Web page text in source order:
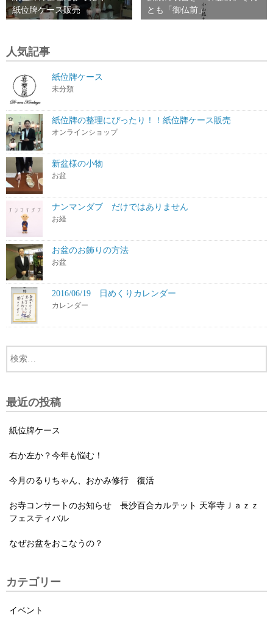
紙位牌ケース販売
とも「御仏前」
人気記事
紙位牌ケース
未分類
紙位牌の整理にぴったり！！紙位牌ケース販売
オンラインショップ
新盆様の小物
お盆
ナンマンダブ だけではありません
お経
お盆のお飾りの方法
お盆
2016/06/19 日めくりカレンダー
カレンダー
最近の投稿
紙位牌ケース
右か左か？今年も悩む！
今月のるりちゃん、おかみ修行 復活
お寺コンサートのお知らせ 長沙百合カルテット 天寧寺Ｊａｚｚ
フェスティバル
なぜお盆をおこなうの？
カテゴリー
イベント